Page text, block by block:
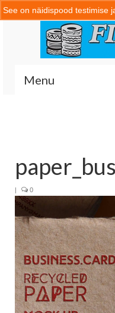
Menu
| 0
See on näidispood testimise